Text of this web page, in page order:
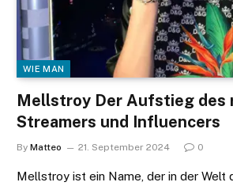
WIE MAN
Mellstroy Der Aufstieg des
Streamers und Influencers
By Matteo 21. September 2024 0
Mellstroy ist ein Name, der in der Welt